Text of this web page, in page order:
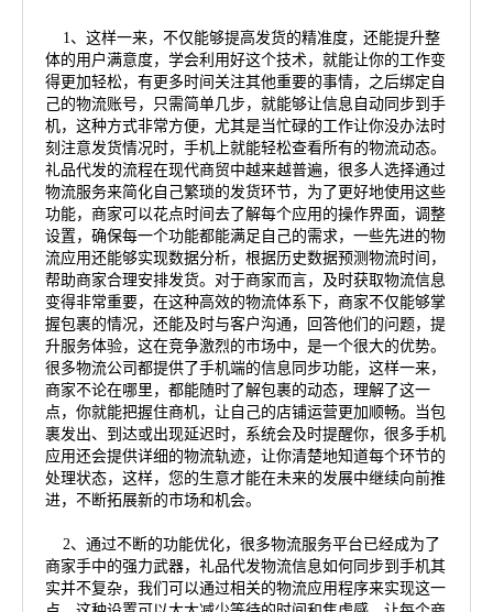
1、这样一来，不仅能够提高发货的精准度，还能提升整
体的用户满意度，学会利用好这个技术，就能让你的工作变
得更加轻松，有更多时间关注其他重要的事情，之后绑定自
己的物流账号，只需简单几步，就能够让信息自动同步到手
机，这种方式非常方便，尤其是当忙碌的工作让你没办法时
刻注意发货情况时，手机上就能轻松查看所有的物流动态。
礼品代发的流程在现代商贸中越来越普遍，很多人选择通过
物流服务来简化自己繁琐的发货环节，为了更好地使用这些
功能，商家可以花点时间去了解每个应用的操作界面，调整
设置，确保每一个功能都能满足自己的需求，一些先进的物
流应用还能够实现数据分析，根据历史数据预测物流时间，
帮助商家合理安排发货。对于商家而言，及时获取物流信息
变得非常重要，在这种高效的物流体系下，商家不仅能够掌
握包裹的情况，还能及时与客户沟通，回答他们的问题，提
升服务体验，这在竞争激烈的市场中，是一个很大的优势。
很多物流公司都提供了手机端的信息同步功能，这样一来，
商家不论在哪里，都能随时了解包裹的动态，理解了这一
点，你就能把握住商机，让自己的店铺运营更加顺畅。当包
裹发出、到达或出现延迟时，系统会及时提醒你，很多手机
应用还会提供详细的物流轨迹，让你清楚地知道每个环节的
处理状态，这样，您的生意才能在未来的发展中继续向前推
进，不断拓展新的市场和机会。
2、通过不断的功能优化，很多物流服务平台已经成为了
商家手中的强力武器，礼品代发物流信息如何同步到手机其
实并不复杂，我们可以通过相关的物流应用程序来实现这一